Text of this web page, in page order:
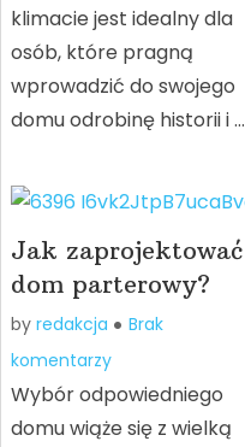
klimacie jest idealny dla
osób, które pragną
wprowadzić do swojego
domu odrobinę historii i …
Jak zaprojektować
dom parterowy?
by redakcja
Brak
komentarzy
Wybór odpowiedniego
domu wiąże się z wielką